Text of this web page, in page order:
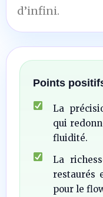
d’infini.
Points
La
qui
fluidité.
La
restaurés
pour le